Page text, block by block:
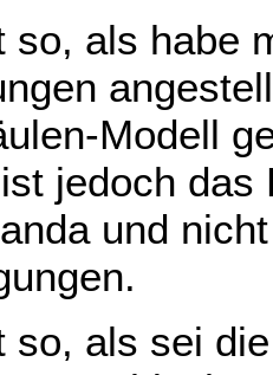
so, als habe
Modell
jedoch das
und
so, als sei